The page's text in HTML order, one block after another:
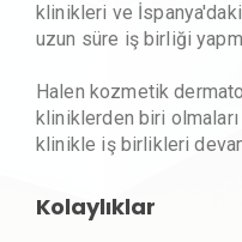
klinikleri ve
uzun süre iş birliği
Halen kozmetik
kliniklerden biri
klinikle iş birlikleri
Kolaylıklar